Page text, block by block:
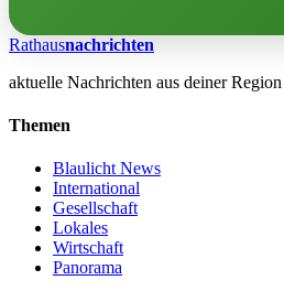
Rathausnachrichten
aktuelle Nachrichten aus deiner Region
Themen
Blaulicht News
International
Gesellschaft
Lokales
Wirtschaft
Panorama